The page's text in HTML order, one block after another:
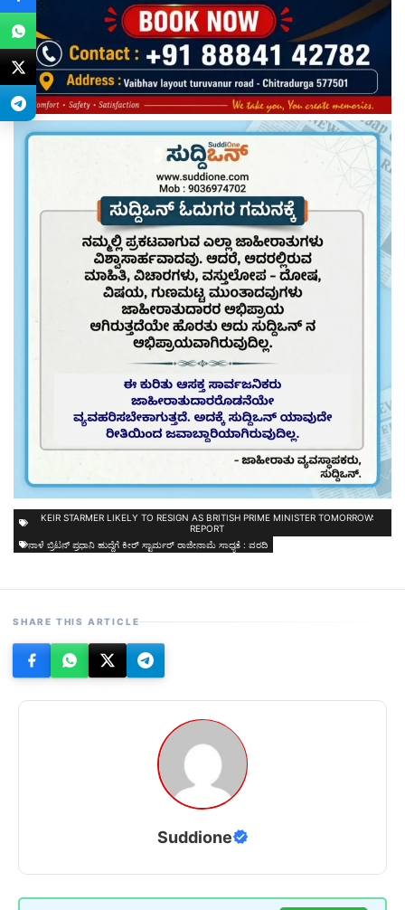
KEIR STARMER LIKELY TO RESIGN AS BRITISH PRIME MINISTER TOMORROW:
REPORT
ನಾಳೆ ಬ್ರಿಟನ್ ಪ್ರಧಾನಿ ಹುದ್ದೆಗೆ ಕೀರ್ ಸ್ಟಾರ್ಮರ್ ರಾಜೀನಾಮೆ ಸಾಧ್ಯತೆ : ವರದಿ
SHARE THIS ARTICLE
Suddione